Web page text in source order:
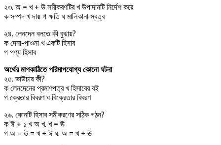
২৩. অ = খ + ঊ সমীকরণটির খ উপাদানটি নির্দেশ করে
ক সম্পদ খ দায় গ ক্ষতি ঘ মালিকানা স্বত্ব
২৪. লেনদেন বলতে কী বুঝায়?
ক দেনা-পাওনা খ একটি হিসাব
গ পণ্য হিসাব
অর্থের মাপকাঠিতে পরিমাপযোগ্য কোনো ঘটনা
২৫. ভাউচার কী?
ক লেনদেনের প্রমাণপত্র খ হিসাবের বই
গ ক্রেতার বিবরণ ঘ বিক্রেতার বিবরণ
২৬. কোনটি হিসাব সমীকরণের সঠিক গঠন?
ক ঈ + ১ খ অ খ. খ = ঊ
গ অ – ঊ = খ + ঈ ঘ. অ = খ + ঊ